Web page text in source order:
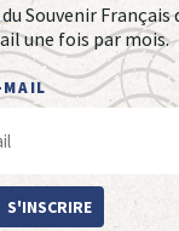
Souvenir
une fois par mois.
MAIL
S'INSCRIRE